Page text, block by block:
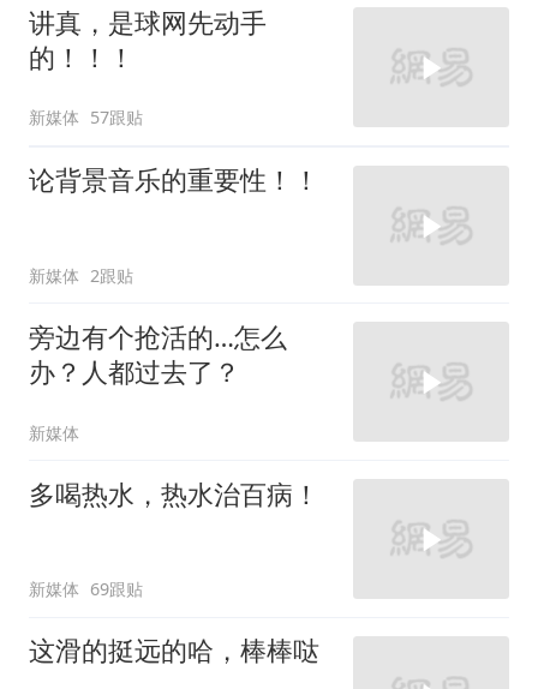
讲真，是球网先动手
的！！！
新媒体 57跟贴
论背景音乐的重要性！！
新媒体 2跟贴
旁边有个抢活的…怎么
办？人都过去了？
新媒体
多喝热水，热水治百病！
新媒体 69跟贴
这滑的挺远的哈，棒棒哒